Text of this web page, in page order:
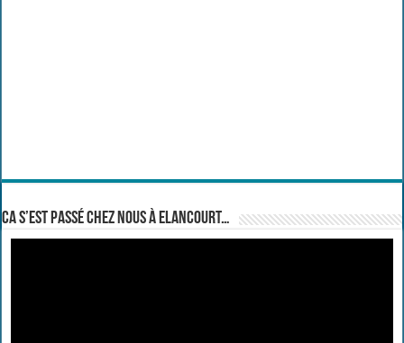
Ca s’est passé chez nous à Elancourt…